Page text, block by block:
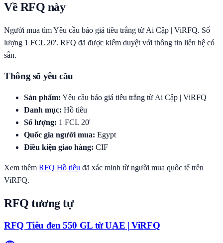
Về RFQ này
Người mua tìm Yêu cầu báo giá tiêu trắng từ Ai Cập | ViRFQ. Số
lượng 1 FCL 20'. RFQ đã được kiểm duyệt với thông tin liên hệ có
sẵn.
Thông số yêu cầu
Sản phẩm: Yêu cầu báo giá tiêu trắng từ Ai Cập | ViRFQ
Danh mục: Hồ tiêu
Số lượng: 1 FCL 20'
Quốc gia người mua: Egypt
Điều kiện giao hàng: CIF
Xem thêm RFQ Hồ tiêu đã xác minh từ người mua quốc tế trên
ViRFQ.
RFQ tương tự
RFQ Tiêu đen 550 GL từ UAE | ViRFQ